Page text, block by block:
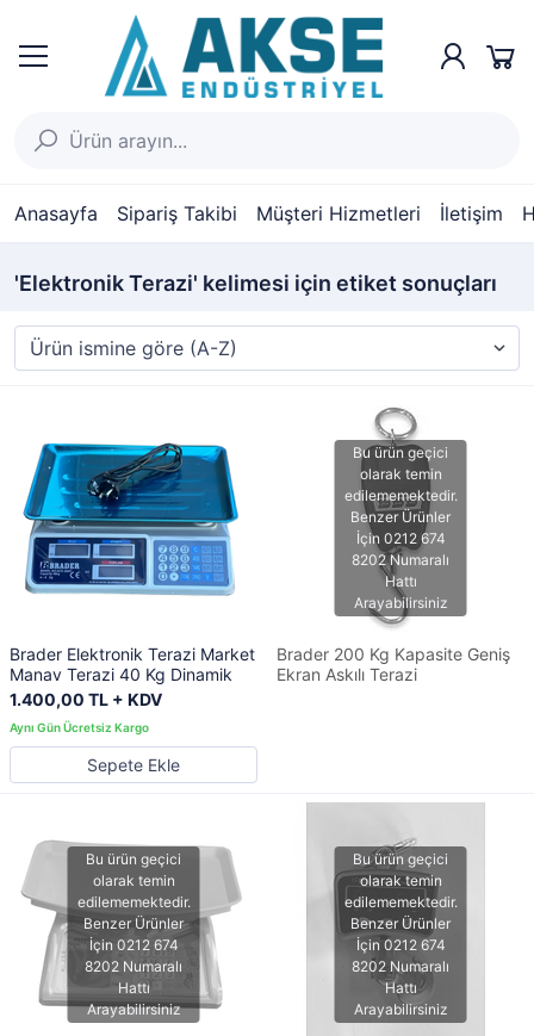
Anasayfa Sipariş Takibi Müşteri Hizmetleri İletişim
'Elektronik Terazi' kelimesi için etiket sonuçları
Brader Elektronik Terazi Market
Manav Terazi 40 Kg Dinamik
1.400,00 TL + KDV
Sepete Ekle
Brader 200 Kg Kapasite Geniş
Ekran Askılı Terazi